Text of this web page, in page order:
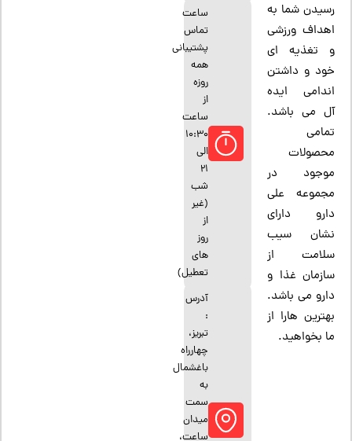
رسیدن شما به
اهداف ورزشی
و تغذیه ای
خود و داشتن
اندامی ایده
آل می باشد.
تمامی
محصولات
موجود در
مجموعه علی
دارو دارای
نشان سیب
سلامت از
سازمان غذا و
دارو می باشد.
بهترین هارا از
ما بخواهید.
ساعت
تماس
پشتیبانی
همه
روزه
از
ساعت
10:30
الی
21
شب
(غیر
از
روز
های
تعطیل)
آدرس
:
تبریز،
چهارراه
باغشمال
به
سمت
میدان
ساعت،